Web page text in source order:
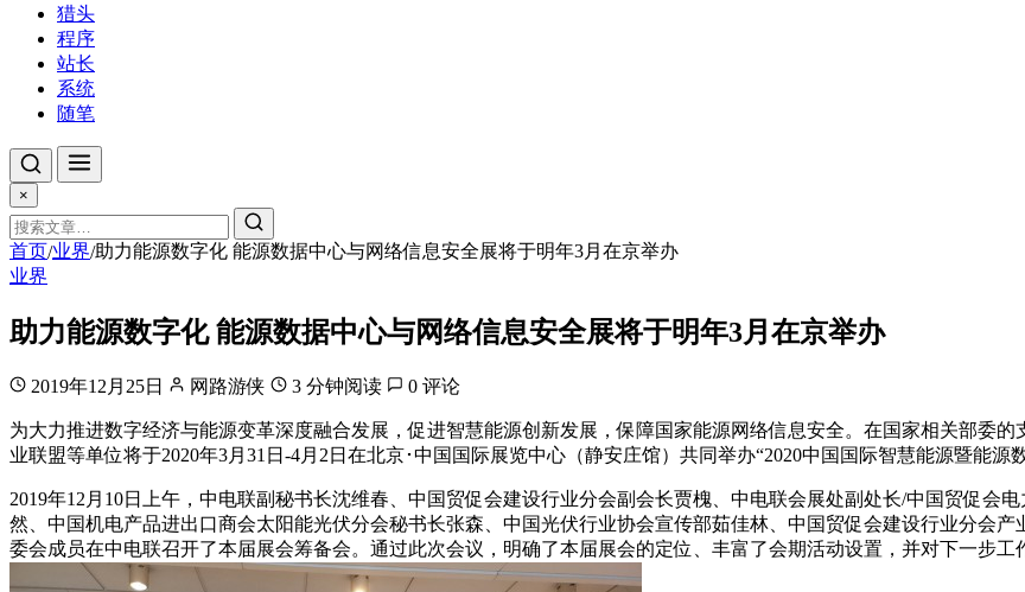
猎头
程序
站长
系统
随笔
×
首页/业界/助力能源数字化 能源数据中心与网络信息安全展将于明年3月在京举办
业界
助力能源数字化 能源数据中心与网络信息安全展将于明年3月在京举办
2019年12月25日 网路游侠 3 分钟阅读 0 评论
为大力推进数字经济与能源变革深度融合发展，促进智慧能源创新发展，保障国家能源网络信息安全。在国家相关部委
业联盟等单位将于2020年3月31日-4月2日在北京･中国国际展览中心（静安庄馆）共同举办“2020中国国际智慧能源暨能源
2019年12月10日上午，中电联副秘书长沈维春、中国贸促会建设行业分会副会长贾槐、中电联会展处副处长/中国贸促会
然、中国机电产品进出口商会太阳能光伏分会秘书长张森、中国光伏行业协会宣传部茹佳林、中国贸促会建设行业分会
委会成员在中电联召开了本届展会筹备会。通过此次会议，明确了本届展会的定位、丰富了会期活动设置，并对下一步工